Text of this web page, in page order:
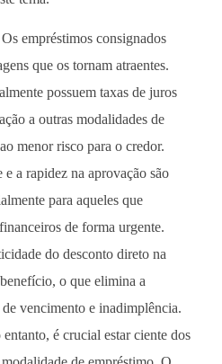
Os empréstimos consignados
que os tornam atraentes.
possuem taxas de juros
a outras modalidades de
menor risco para o credor.
a rapidez na aprovação são
para aqueles que
de forma urgente.
do desconto direto na
o que elimina a
vencimento e inadimplência.
é crucial estar ciente dos